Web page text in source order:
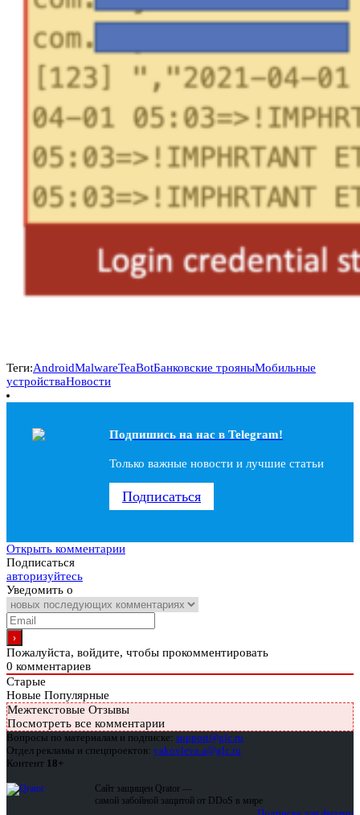
Теги:AndroidMalwareTeaBotБанковские трояныМобильные
устройстваНовости
Подпишись на наc в Telegram!
Только важные новости и лучшие статьи
Подписаться
Открыть комментарии
Подписаться
авторизуйтесь
Уведомить о
Пожалуйста, войдите, чтобы прокомментировать
0 комментариев
Старые
Новые Популярные
Межтекстовые Отзывы
Посмотреть все комментарии
Вопросы по материалам и подписке: support@glc.ru
Отдел рекламы и спецпроектов: yakovleva.a@glc.ru
Контент 18+
Сайт защищен Qrator —
самой забойной защитой от DDoS в мире